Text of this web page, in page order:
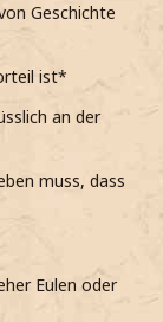
Geschichte
ist*
an der
muss, dass
Eulen oder